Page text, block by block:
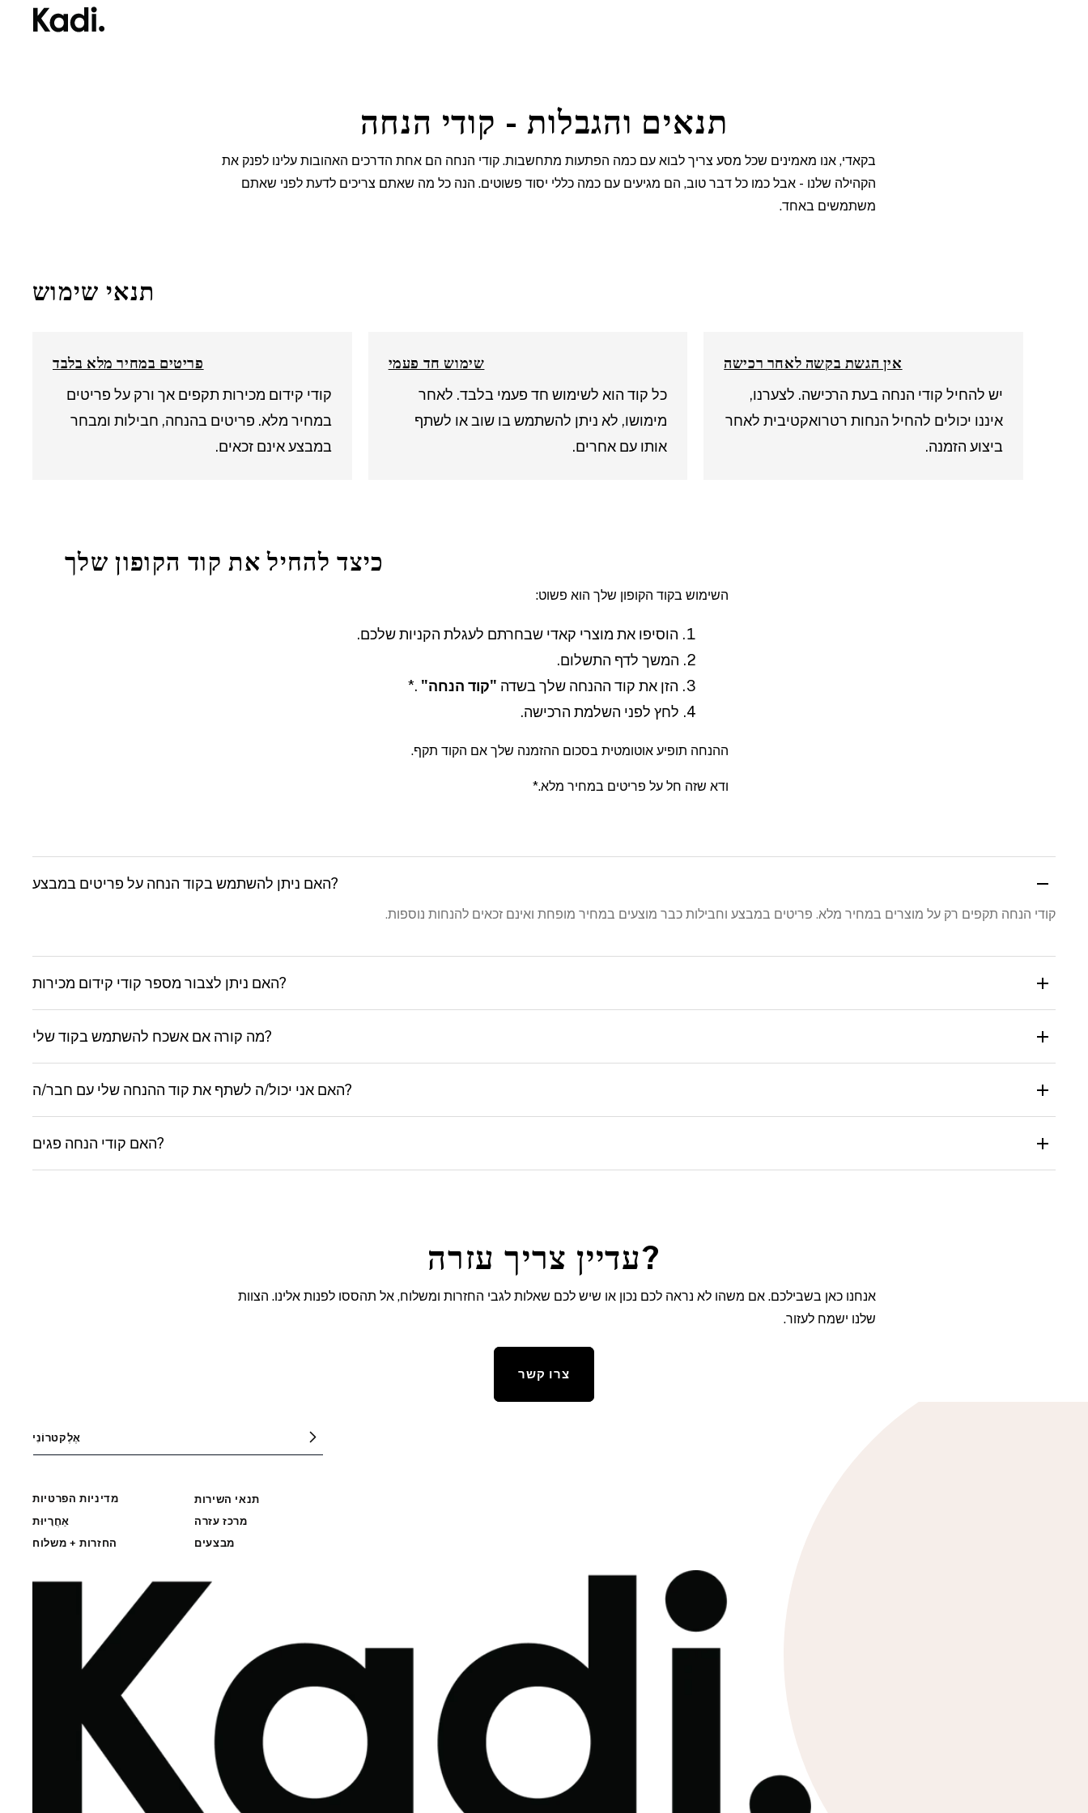
דלג
לתוכן
תנאים והגבלות - קודי הנחה
בקאדי, אנו מאמינים שכל מסע צריך לבוא עם כמה הפתעות מתחשבות. קודי הנחה הם אחת הדרכים האהובות עלינו לפנק את
הקהילה שלנו - אבל כמו כל דבר טוב, הם מגיעים עם כמה כללי יסוד פשוטים. הנה כל מה שאתם צריכים לדעת לפני שאתם
משתמשים באחד.
תנאי שימוש
פריטים במחיר מלא בלבד
קודי קידום מכירות תקפים אך ורק על פריטים
במחיר מלא. פריטים בהנחה, חבילות ומבחר
במבצע אינם זכאים.
שימוש חד פעמי
כל קוד הוא לשימוש חד פעמי בלבד. לאחר
מימושו, לא ניתן להשתמש בו שוב או לשתף
אותו עם אחרים.
אין הגשת בקשה לאחר רכישה
יש להחיל קודי הנחה בעת הרכישה. לצערנו,
איננו יכולים להחיל הנחות רטרואקטיבית לאחר
ביצוע הזמנה.
כיצד להחיל את קוד הקופון שלך
השימוש בקוד הקופון שלך הוא פשוט:
הוסיפו את מוצרי קאדי שבחרתם לעגלת הקניות שלכם.
המשך לדף התשלום.
הזן את קוד ההנחה שלך בשדה "קוד הנחה" .*
לחץ לפני השלמת הרכישה.
ההנחה תופיע אוטומטית בסכום ההזמנה שלך אם הקוד תקף.
ודא שזה חל על פריטים במחיר מלא.*
האם ניתן להשתמש בקוד הנחה על פריטים במבצע?
קודי הנחה תקפים רק על מוצרים במחיר מלא. פריטים במבצע וחבילות כבר מוצעים במחיר מופחת ואינם זכאים להנחות נוספות.
האם ניתן לצבור מספר קודי קידום מכירות?
מה קורה אם אשכח להשתמש בקוד שלי?
האם אני יכול/ה לשתף את קוד ההנחה שלי עם חבר/ה?
האם קודי הנחה פגים?
עדיין צריך עזרה?
אנחנו כאן בשבילכם. אם משהו לא נראה לכם נכון או שיש לכם שאלות לגבי החזרות ומשלוח, אל תהססו לפנות אלינו. הצוות
שלנו ישמח לעזור.
צרו קשר
אֶלֶקטרוֹנִי
מדיניות הפרטיות
תנאי השירות
אַחֲרָיוּת
מרכז עזרה
החזרות + משלוח
מבצעים